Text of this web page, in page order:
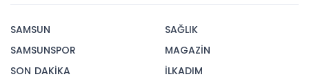
SAMSUN
SAMSUNSPOR
SON DAKİKA
SAĞLIK
MAGAZİN
İLKADIM